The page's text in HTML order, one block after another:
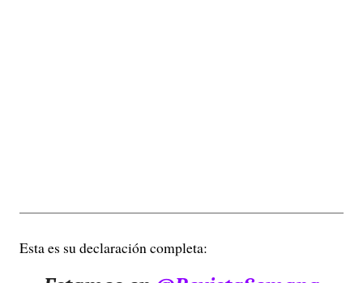
Esta es su declaración completa: